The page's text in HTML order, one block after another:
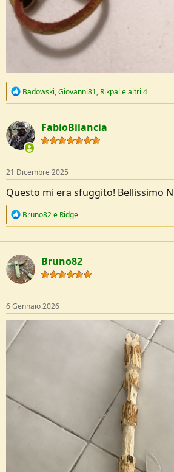
R
c
t
i
o
s
:
Badowski,Giovanni81, Rikpal e altri 4
FabioBilancia
21 Dicembre 2025
Questo mi era sfuggito! Bellissimo
R
c
t
i
o
n
Bruno82e Ridge
Bruno82
6 Gennaio 2026